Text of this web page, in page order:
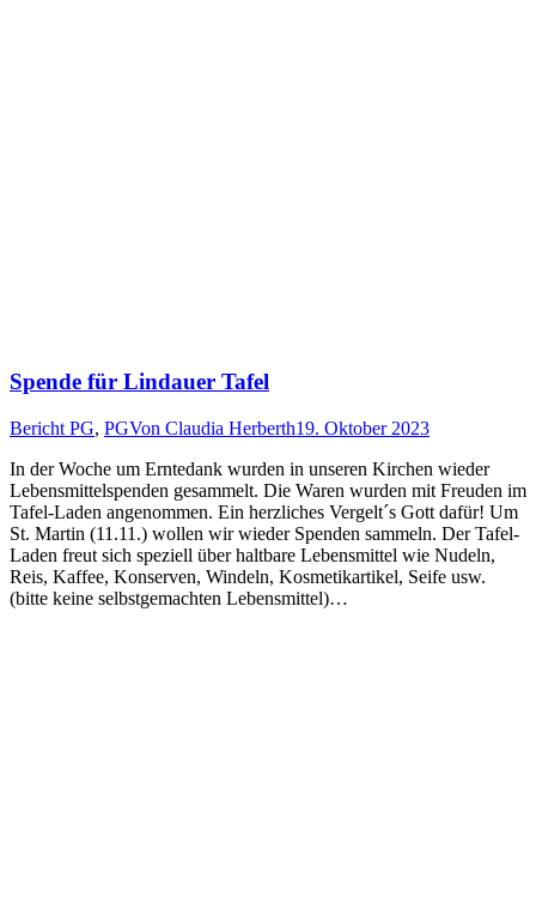
Spende für Lindauer Tafel
Bericht PG, PGVon Claudia Herberth19. Oktober 2023
In der Woche um Erntedank wurden in unseren Kirchen wieder
Lebensmittelspenden gesammelt. Die Waren wurden mit Freuden im
Tafel-Laden angenommen. Ein herzliches Vergelt´s Gott dafür! Um
St. Martin (11.11.) wollen wir wieder Spenden sammeln. Der Tafel-
Laden freut sich speziell über haltbare Lebensmittel wie Nudeln,
Reis, Kaffee, Konserven, Windeln, Kosmetikartikel, Seife usw.
(bitte keine selbstgemachten Lebensmittel)…